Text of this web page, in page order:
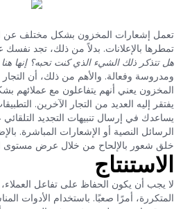
تعمل إشعارات المخزون بشكل مختلف عن
تمطرها بالإعلانات. بدلاً من ذلك، تجد نفسك
هل تتذكر ذلك الشيء الذي كنت تحبه؟ إنها
ومدروسة وفعالة. والأهم من ذلك، أن التجار
المخزون يعني أنهم يتفاعلون مع عملائهم
يفتقر إليه العديد من التجار الآخرين.
يساعدك في إرسال تنبيهات التجديد التلقائي
الرسائل النصية أو الإشعارات المباشرة.
خلق شعور بالإلحاح من خلال عرض مستوى
الاستنتاج
لا يجب أن يكون الحفاظ على تفاعل
المتكررة، أمرًا صعبًا. باستخدام الأدوات